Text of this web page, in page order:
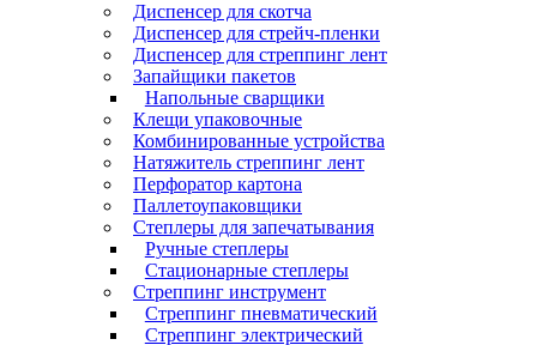
Диспенсер для скотча
Диспенсер для стрейч-пленки
Диспенсер для стреппинг лент
Запайщики пакетов
Напольные сварщики
Клещи упаковочные
Комбинированные устройства
Натяжитель стреппинг лент
Перфоратор картона
Паллетоупаковщики
Степлеры для запечатывания
Ручные степлеры
Стационарные степлеры
Стреппинг инструмент
Стреппинг пневматический
Стреппинг электрический